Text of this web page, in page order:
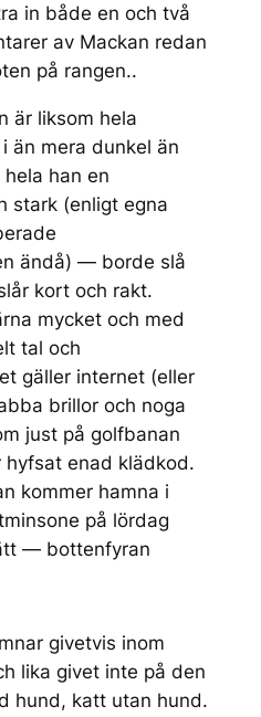
in både en och två
av Mackan redan
på rangen..
är liksom hela
än mera dunkel än
han en
stark (enligt egna
ändå) — borde slå
kort och rakt.
mycket och med
tal och
gäller internet (eller
brillor och noga
just på golfbanan
hyfsat enad klädkod.
kommer hamna i
på lördag
— bottenfyran
givetvis inom
lika givet inte på den
hund, katt utan hund.